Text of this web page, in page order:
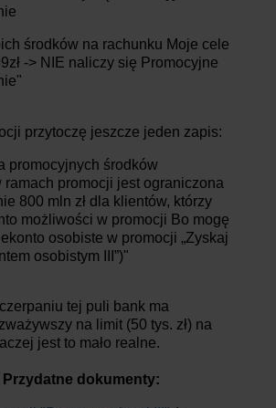
środków na rachunku Moje cele
-> NIE naliczy się Promocyjne
przytoczę jeszcze jeden zapis:
promocyjnych środków
ramach promocji jest ograniczona
800 mln zł dla klientów, którzy
możliwości w promocji Bo mogę
osobiste w promocji „Zyskaj
osobistym III”)"
tej puli bank ma
na limit (50 tys. zł) na
jest to mało realne.
Przydatne dokumenty: